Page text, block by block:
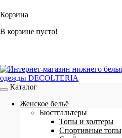
Корзина
В корзине пусто!
Каталог
Женское бельё
Бюстгальтеры
Топы и холтеры
Спортивные топы